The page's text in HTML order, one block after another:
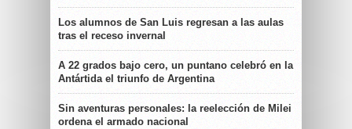
Los alumnos de San Luis regresan a las aulas
tras el receso invernal
A 22 grados bajo cero, un puntano celebró en la
Antártida el triunfo de Argentina
Sin aventuras personales: la reelección de Milei
ordena el armado nacional